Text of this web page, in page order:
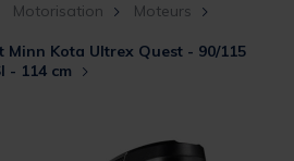
Motorisation
Moteurs
Minn Kota Ultrex Quest - 90/115
- 114 cm